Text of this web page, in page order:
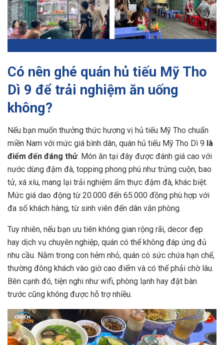
Có nên ghé quán hủ tiếu Mỹ Tho
Dì 9 để trải nghiệm ăn uống
không?
Nếu bạn muốn thưởng thức hương vị hủ tiếu Mỹ Tho chuẩn
miền Nam với mức giá bình dân, quán hủ tiếu Mỹ Tho Dì 9 là
điểm đến đáng thử. Món ăn tại đây được đánh giá cao với
nước dùng đậm đà, topping phong phú như trứng cuộn, bao
tử, xá xíu, mang lại trải nghiệm ẩm thực đậm đà, khác biệt.
Mức giá dao động từ 20.000 đến 65.000 đồng phù hợp với
đa số khách hàng, từ sinh viên đến dân văn phòng.
Tuy nhiên, nếu bạn ưu tiên không gian rộng rãi, decor đẹp
hay dịch vụ chuyên nghiệp, quán có thể không đáp ứng đủ
nhu cầu. Nằm trong con hẻm nhỏ, quán có sức chứa hạn chế,
thường đông khách vào giờ cao điểm và có thể phải chờ lâu.
Bên cạnh đó, tiện nghi như wifi, phòng lạnh hay đặt bàn
trước cũng không được hỗ trợ nhiều.